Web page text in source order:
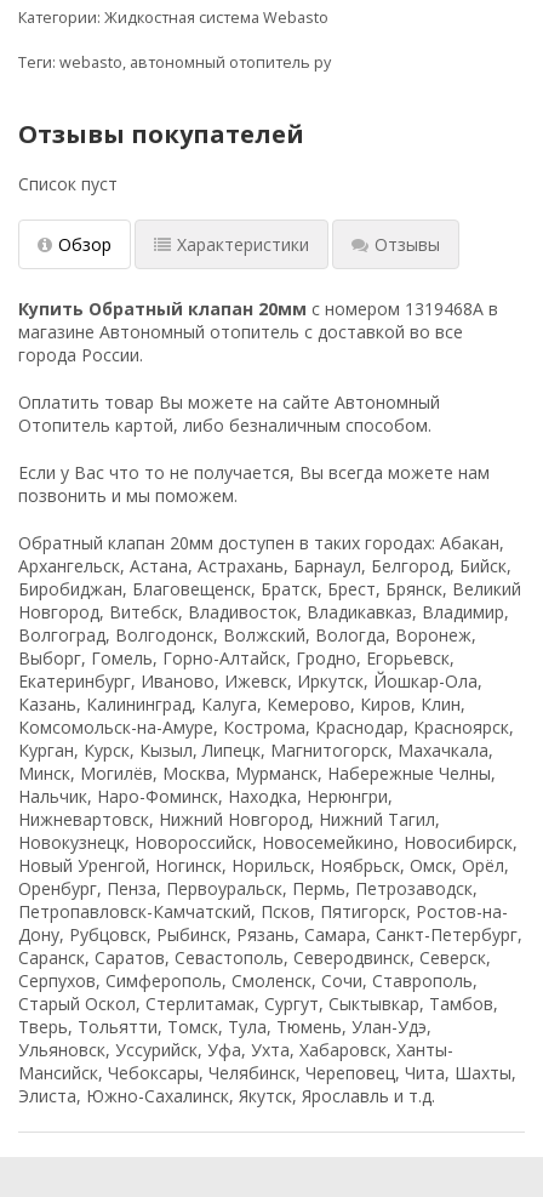
Категории: Жидкостная система Webasto
Теги: webasto, автономный отопитель ру
Отзывы покупателей
Список пуст
Обзор Характеристики Отзывы
Купить Обратный клапан 20мм с номером 1319468A в
магазине Автономный отопитель с доставкой во все
города России.
Оплатить товар Вы можете на сайте Автономный
Отопитель картой, либо безналичным способом.
Если у Вас что то не получается, Вы всегда можете нам
позвонить и мы поможем.
Обратный клапан 20мм доступен в таких городах: Абакан,
Архангельск, Астана, Астрахань, Барнаул, Белгород, Бийск,
Биробиджан, Благовещенск, Братск, Брест, Брянск, Великий
Новгород, Витебск, Владивосток, Владикавказ, Владимир,
Волгоград, Волгодонск, Волжский, Вологда, Воронеж,
Выборг, Гомель, Горно-Алтайск, Гродно, Егорьевск,
Екатеринбург, Иваново, Ижевск, Иркутск, Йошкар-Ола,
Казань, Калининград, Калуга, Кемерово, Киров, Клин,
Комсомольск-на-Амуре, Кострома, Краснодар, Красноярск,
Курган, Курск, Кызыл, Липецк, Магнитогорск, Махачкала,
Минск, Могилёв, Москва, Мурманск, Набережные Челны,
Нальчик, Наро-Фоминск, Находка, Нерюнгри,
Нижневартовск, Нижний Новгород, Нижний Тагил,
Новокузнецк, Новороссийск, Новосемейкино, Новосибирск,
Новый Уренгой, Ногинск, Норильск, Ноябрьск, Омск, Орёл,
Оренбург, Пенза, Первоуральск, Пермь, Петрозаводск,
Петропавловск-Камчатский, Псков, Пятигорск, Ростов-на-
Дону, Рубцовск, Рыбинск, Рязань, Самара, Санкт-Петербург,
Саранск, Саратов, Севастополь, Северодвинск, Северск,
Серпухов, Симферополь, Смоленск, Сочи, Ставрополь,
Старый Оскол, Стерлитамак, Сургут, Сыктывкар, Тамбов,
Тверь, Тольятти, Томск, Тула, Тюмень, Улан-Удэ,
Ульяновск, Уссурийск, Уфа, Ухта, Хабаровск, Ханты-
Мансийск, Чебоксары, Челябинск, Череповец, Чита, Шахты,
Элиста, Южно-Сахалинск, Якутск, Ярославль и т.д.